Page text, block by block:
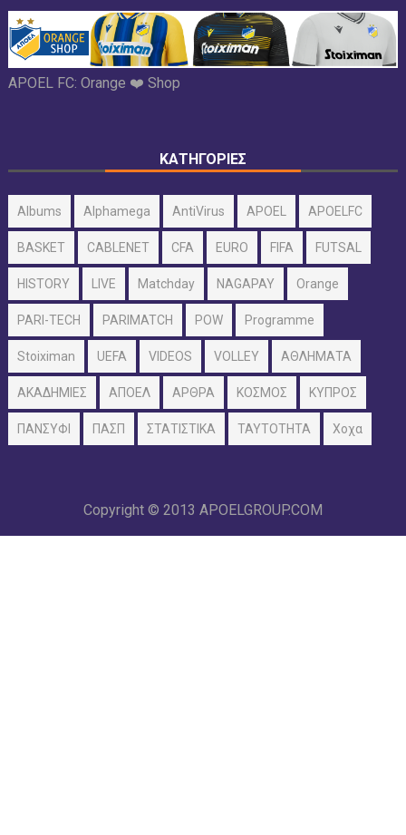
APOEL FC: Orange ❤️ Shop
ΚΑΤΗΓΟΡΙΕΣ
Albums Alphamega AntiVirus APOEL APOELFC
BASKET CABLENET CFA EURO FIFA FUTSAL
HISTORY LIVE Matchday NAGAPAY Orange
PARI-TECH PARIMATCH POW Programme
Stoiximan UEFA VIDEOS VOLLEY ΑΘΛΗΜΑΤΑ
ΑΚΑΔΗΜΙΕΣ ΑΠΟΕΛ ΑΡΘΡΑ ΚΟΣΜΟΣ ΚΥΠΡΟΣ
ΠΑΝΣΥΦΙ ΠΑΣΠ ΣΤΑΤΙΣΤΙΚΑ ΤΑΥΤΟΤΗΤΑ Χοχα
Copyright © 2013 APOELGROUP.COM